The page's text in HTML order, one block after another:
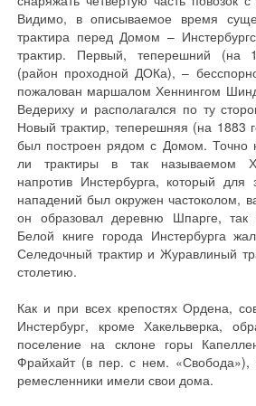
Видимо, в описываемое время
трактира перед Домом –
трактир. Первый, теперешний (на
(район проходной ДОКа), –
пожалован маршалом Хеннингом
Ведериху и располагался по ту
Новый трактир, теперешняя (на 1883
был построен рядом с Домом. Точно
ли трактиры в так называемом
напротив Инстербурга, который для
нападений был окружен частоколом,
он образовал деревню Шпарге,
Белой книге города Инстербурга
Селедочный трактир и Журавлиный
столетию.
Как и при всех крепостях Ордена,
Инстербург, кроме Хакельверка,
поселение на склоне горы
Фрайхайт (в пер. с нем. «Свобода»),
ремесленники имели свои дома.